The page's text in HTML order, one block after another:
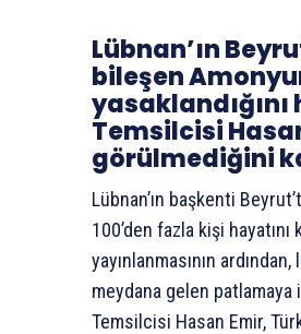
Lübnan’ın
bileşen
Temsilcisi
görülmediğini
Lübnan’ın başkenti
100’den fazla kişi
yayınlanmasının
meydana gelen
Temsilcisi Hasan Emir,